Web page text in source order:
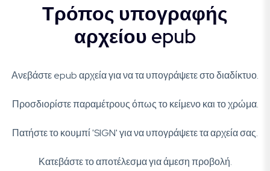
Τρόπος υπογραφής
αρχείου epub
Ανεβάστε epub αρχεία για να τα υπογράψετε στο διαδίκτυο.
Προσδιορίστε παραμέτρους όπως το κείμενο και το χρώμα.
Πατήστε το κουμπί 'SIGN' για να υπογράψετε τα αρχεία σας.
Κατεβάστε το αποτέλεσμα για άμεση προβολή.